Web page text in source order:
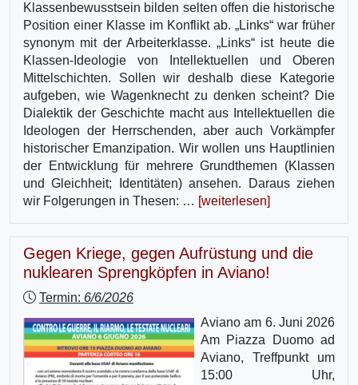
Klassenbewusstsein bilden selten offen die historische
Position einer Klasse im Konflikt ab. „Links“ war früher
synonym mit der Arbeiterklasse. „Links“ ist heute die
Klassen-Ideologie von Intellektuellen und Oberen
Mittelschichten. Sollen wir deshalb diese Kategorie
aufgeben, wie Wagenknecht zu denken scheint? Die
Dialektik der Geschichte macht aus Intellektuellen die
Ideologen der Herrschenden, aber auch Vorkämpfer
historischer Emanzipation. Wir wollen uns Hauptlinien
der Entwicklung für mehrere Grundthemen (Klassen
und Gleichheit; Identitäten) ansehen. Daraus ziehen
wir Folgerungen in Thesen: … [weiterlesen]
Gegen Kriege, gegen Aufrüstung und die
nuklearen Sprengköpfen in Aviano!
Termin: 6/6/2026
Aviano am 6. Juni 2026
Am Piazza Duomo ad
Aviano, Treffpunkt um
15:00 Uhr,